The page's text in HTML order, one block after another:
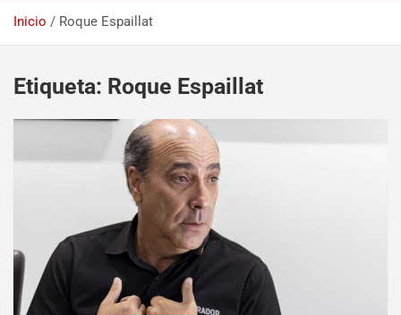
Inicio Roque Espaillat
Etiqueta: Roque Espaillat